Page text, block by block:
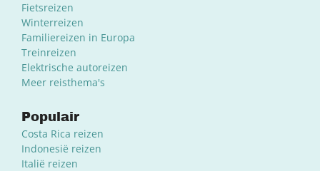
Fietsreizen
Winterreizen
Familiereizen in Europa
Treinreizen
Elektrische autoreizen
Meer reisthema's
Populair
Costa Rica reizen
Indonesië reizen
Italië reizen